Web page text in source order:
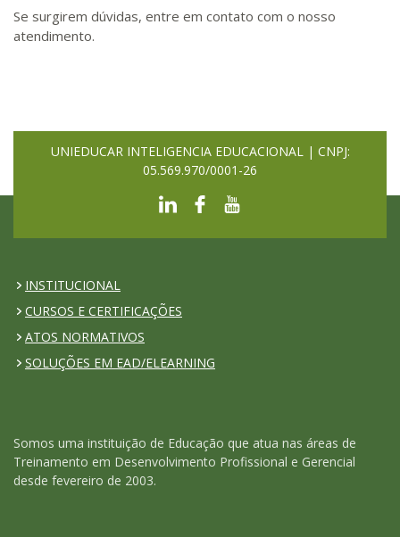
Se surgirem dúvidas, entre em contato com o nosso
atendimento.
UNIEDUCAR INTELIGENCIA EDUCACIONAL | CNPJ:
05.569.970/0001-26
INSTITUCIONAL
CURSOS E CERTIFICAÇÕES
ATOS NORMATIVOS
SOLUÇÕES EM EAD/ELEARNING
Somos uma instituição de Educação que atua nas áreas de
Treinamento em Desenvolvimento Profissional e Gerencial
desde fevereiro de 2003.